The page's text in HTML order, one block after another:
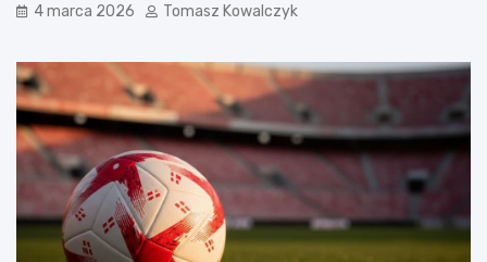
4 marca 2026 Tomasz Kowalczyk